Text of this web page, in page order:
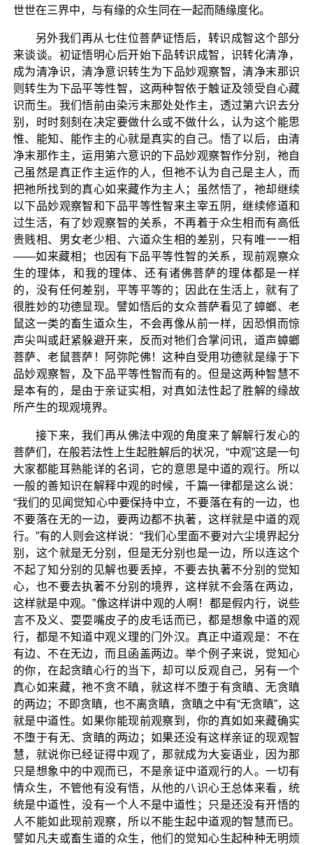
世世在三界中，与有缘的众生同在一起而随缘度化。
另外我们再从七住位菩萨证悟后，转识成智这个部分
来谈谈。初证悟明心后开始下品转识成智，识转化清净，
成为清净识，清净意识转生为下品妙观察智，清净末那识
则转生为下品平等性智，这两种智依于触证及领受自心藏
识而生。我们悟前由染污末那处处作主，透过第六识去分
别，时时刻刻在决定要做什么或不做什么，认为这个能思
惟、能知、能作主的心就是真实的自己。悟了以后，由清
净末那作主，运用第六意识的下品妙观察智作分别，祂自
己虽然是真正作主运作的人，但祂不认为自己是主人，而
把祂所找到的真心如来藏作为主人；虽然悟了，祂却继续
以下品妙观察智和下品平等性智来主宰五阴，继续修道和
过生活，有了妙观察智的关系，不再着于众生相而有高低
贵贱相、男女老少相、六道众生相的差别，只有唯一一相
——如来藏相；也因有下品平等性智的关系，现前观察众
生的理体，和我的理体、还有诸佛菩萨的理体都是一样
的，没有任何差别，平等平等的；因此在生活上，就有了
很胜妙的功德显现。譬如悟后的女众菩萨看见了蟑螂、老
鼠这一类的畜生道众生，不会再像从前一样，因恐惧而惊
声尖叫或赶紧躲避开来，反而对牠们合掌问讯，道声蟑螂
菩萨、老鼠菩萨！阿弥陀佛！这种自受用功德就是缘于下
品妙观察智，及下品平等性智而有的。但是这两种智慧不
是本有的，是由于亲证实相，对真如法性起了胜解的缘故
所产生的现观境界。
接下来，我们再从佛法中观的角度来了解解行发心的
菩萨们，在般若法性上生起胜解后的状况，“中观”这是一句
大家都能耳熟能详的名词，它的意思是中道的观行。所以
一般的善知识在解释中观的时候，千篇一律都是这么说：
“我们的见闻觉知心中要保持中立，不要落在有的一边，也
不要落在无的一边，要两边都不执著，这样就是中道的观
行。”有的人则会这样说：“我们心里面不要对六尘境界起分
别，这个就是无分别，但是无分别也是一边，所以连这个
不起了知分别的见解也要丢掉，不要去执著不分别的觉知
心，也不要去执著不分别的境界，这样就不会落在两边，
这样就是中观。”像这样讲中观的人啊！都是假内行，说些
言不及义、耍耍嘴皮子的皮毛话而已，都是想象中道的观
行，都是不知道中观义理的门外汉。真正中道观是：不在
有边、不在无边，而且函盖两边。举个例子来说，觉知心
的你，在起贪瞋心行的当下，却可以反观自己，另有一个
真心如来藏，祂不贪不瞋，就这样不堕于有贪瞋、无贪瞋
的两边；不即贪瞋，也不离贪瞋，贪瞋之中有“无贪瞋”，这
就是中道性。如果你能现前观察到，你的真如如来藏确实
不堕于有无、贪瞋的两边；如果还没有这样亲证的现观智
慧，就说你已经证得中观了，那就成为大妄语业，因为那
只是想象中的中观而已，不是亲证中道观行的人。一切有
情众生，不管他有没有悟，从他的八识心王总体来看，统
统是中道性，没有一个人不是中道性；只是还没有开悟的
人不能如此现前观察，所以不能生起中道观的智慧而已。
譬如凡夫或畜生道的众生，他们的觉知心生起种种无明烦